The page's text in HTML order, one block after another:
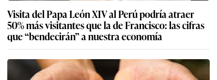
Visita del Papa León XIV al Perú podría atraer
50% más visitantes que la de Francisco: las cifras
que “bendecirán” a nuestra economía